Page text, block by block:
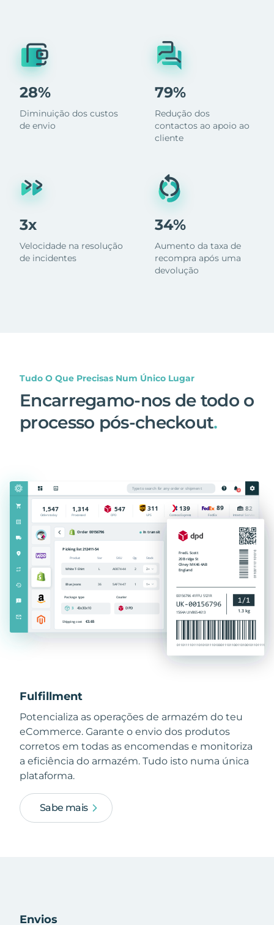
28%
Diminuição dos custos
de envio
3x
Velocidade na resolução
de incidentes
79%
Redução dos
contactos ao apoio ao
cliente
34%
Aumento da taxa de
recompra após uma
devolução
Tudo O Que Precisas Num Único Lugar
Encarregamo-nos de todo o
processo pós-checkout.
Fulfillment
Potencializa as operações de armazém do teu
eCommerce. Garante o envio dos produtos
corretos em todas as encomendas e monitoriza
a eficiência do armazém. Tudo isto numa única
plataforma.
Sabe mais
Envios